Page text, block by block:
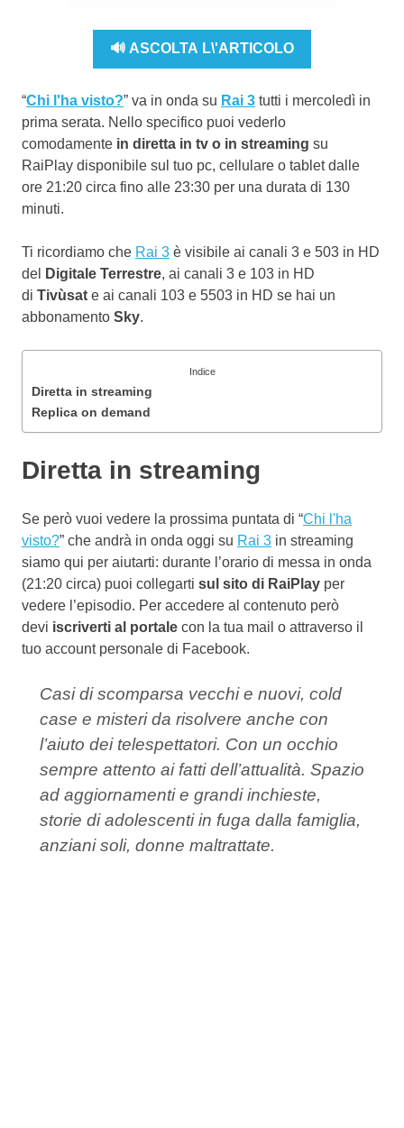
🔊 ASCOLTA L\'ARTICOLO
“Chi l'ha visto?” va in onda su Rai 3 tutti i mercoledì in
prima serata. Nello specifico puoi vederlo
comodamente in diretta in tv o in streaming su
RaiPlay disponibile sul tuo pc, cellulare o tablet dalle
ore 21:20 circa fino alle 23:30 per una durata di 130
minuti.
Ti ricordiamo che Rai 3 è visibile ai canali 3 e 503 in HD
del
Digitale Terrestre, ai canali 3 e 103 in HD
di Tivùsat e ai canali 103 e 5503 in HD se hai un
abbonamento Sky.
Indice
Diretta in streaming
Replica on demand
Diretta in streaming
Se però vuoi vedere la prossima puntata di “Chi l'ha
visto?” che andrà in onda oggi su Rai 3 in streaming
siamo qui per aiutarti: durante l’orario di messa in onda
(21:20 circa) puoi collegarti sul sito di RaiPlay per
vedere l’episodio. Per accedere al contenuto però
devi iscriverti al portale con la tua mail o attraverso il
tuo account personale di Facebook.
Casi di scomparsa vecchi e nuovi, cold
case e misteri da risolvere anche con
l’aiuto dei telespettatori. Con un occhio
sempre attento ai fatti dell’attualità. Spazio
ad aggiornamenti e grandi inchieste,
storie di adolescenti in fuga dalla famiglia,
anziani soli, donne maltrattate.